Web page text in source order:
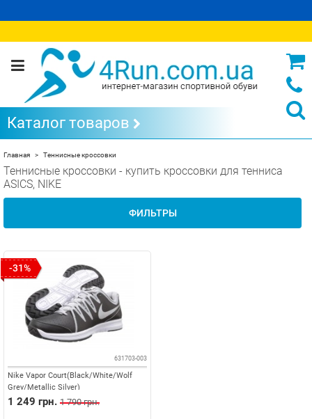
Каталог товаров
Главная Теннисные кроссовки
Теннисные кроссовки - купить кроссовки для тенниса
ASICS, NIKE
ФИЛЬТРЫ
-31%
631703-003
Nike Vapor Court(Black/White/Wolf
Grey/Metallic Silver)
1 249 грн. 1 790 грн.